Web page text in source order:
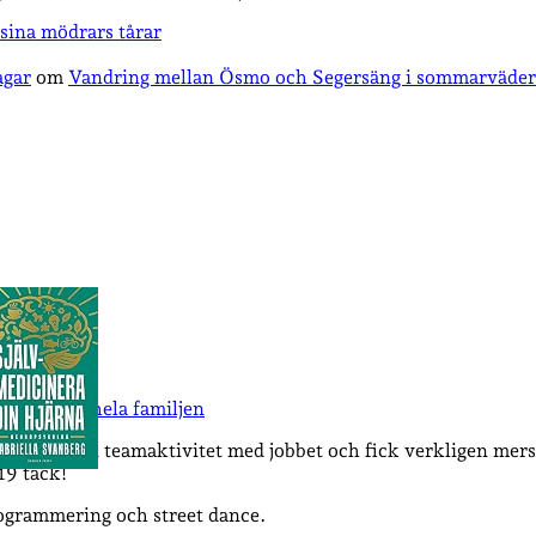
om Vandring mellan Ösmo och Segersäng i sommarväder
mödrars tårar
med hela familjen
som en teamaktivitet med jobbet och fick verkligen
tack!
och street dance.